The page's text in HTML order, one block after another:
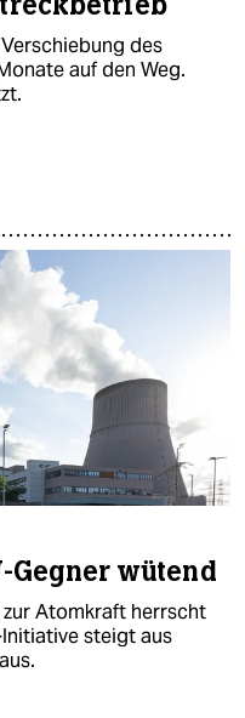
des
auf den Weg.
Gegner wütend
Atomkraft herrscht
steigt aus